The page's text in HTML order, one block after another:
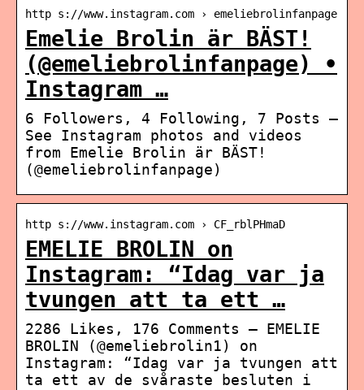
http s://www.instagram.com › emeliebrolinfanpage
Emelie Brolin är BÄST!
(@emeliebrolinfanpage) •
Instagram …
6 Followers, 4 Following, 7 Posts –
See Instagram photos and videos
from Emelie Brolin är BÄST!
(@emeliebrolinfanpage)
http s://www.instagram.com › CF_rblPHmaD
EMELIE BROLIN on
Instagram: “Idag var ja
tvungen att ta ett …
2286 Likes, 176 Comments – EMELIE
BROLIN (@emeliebrolin1) on
Instagram: “Idag var ja tvungen att
ta ett av de svåraste besluten i